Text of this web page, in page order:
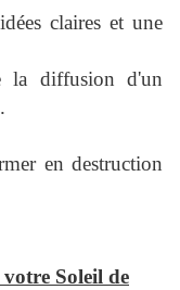
claires et une
la diffusion d'un
en destruction
Soleil de